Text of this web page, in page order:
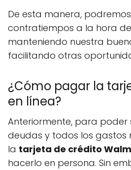
De esta manera,
contratiempos a la hora
manteniendo nuestra
facilitando otras
¿Cómo pagar la
en línea?
Anteriormente, para poder
deudas y todos los gastos
la tarjeta de crédito
hacerlo en persona. Sin